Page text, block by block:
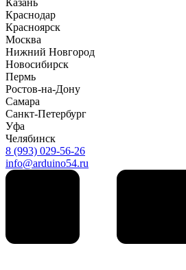
Казань
Краснодар
Красноярск
Москва
Нижний Новгород
Новосибирск
Пермь
Ростов-на-Дону
Самара
Санкт-Петербург
Уфа
Челябинск
8 (993) 029-56-26
info@arduino54.ru